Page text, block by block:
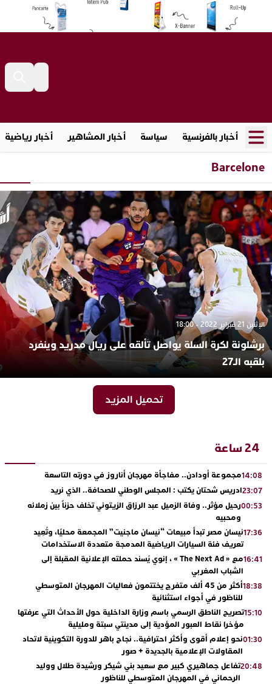
أخبار بالفرنسية سياسة أخبار المشاهير أخبار رياضية
Barcelone
الإثنين 21 فبراير 2022 - 18:00
برشلونة لكرة السلة يواصل تألقه على ريال مدريد وينفرد
بلقبه الـ27
تحميل المزيد
24 ساعة
14:08مجموعة أودادن.. مفاجأة مهرجان أناروز في دورته التاسعة
23:07ادريس شحتان يكتب : المجلس الوطني للصحافة.. الذي نريد
00:53رحيل مؤثر.. وفاة الزميل عبد الرزاق الزيتوني تخلف حزناً بين زملائه
ومحبيه
17:36نيسان مصر تبدأ مبيعات “نيسان ماجنيت” المجمعة محليًا، وتُعِيد
تعريف فئة السيارات الرياضية المدمجة متعددة الاستخدامات
16:41
مع « The Next Ad » ، إنوي يُسند حملته الإعلانية المقبلة إلى
الشباب المغربي
18:38
أكثر من 45 ألف متفرج يختتمون فعاليات المهرجان المتوسطي
للناظور في أجواء استثنائية
15:10تصريح الناطق الرسمي باسم وزارة الداخلية حول الأحداث التي عرفتها
مؤخرا نقاط العبور المؤدية إلى مدينتي سبتة ومليلية
01:30نحو إعلام أقوى وأكثر احترافية.. نجاح باهر للدورة التكوينية لاتحاد
المقاولات الإعلامية بالجديدة + صور
20:48تفاعل جماهيري كبير مع سعيد بني شيكر ورشيدة طلال ووليد
الرحماني في المهرجان المتوسطي للناظور